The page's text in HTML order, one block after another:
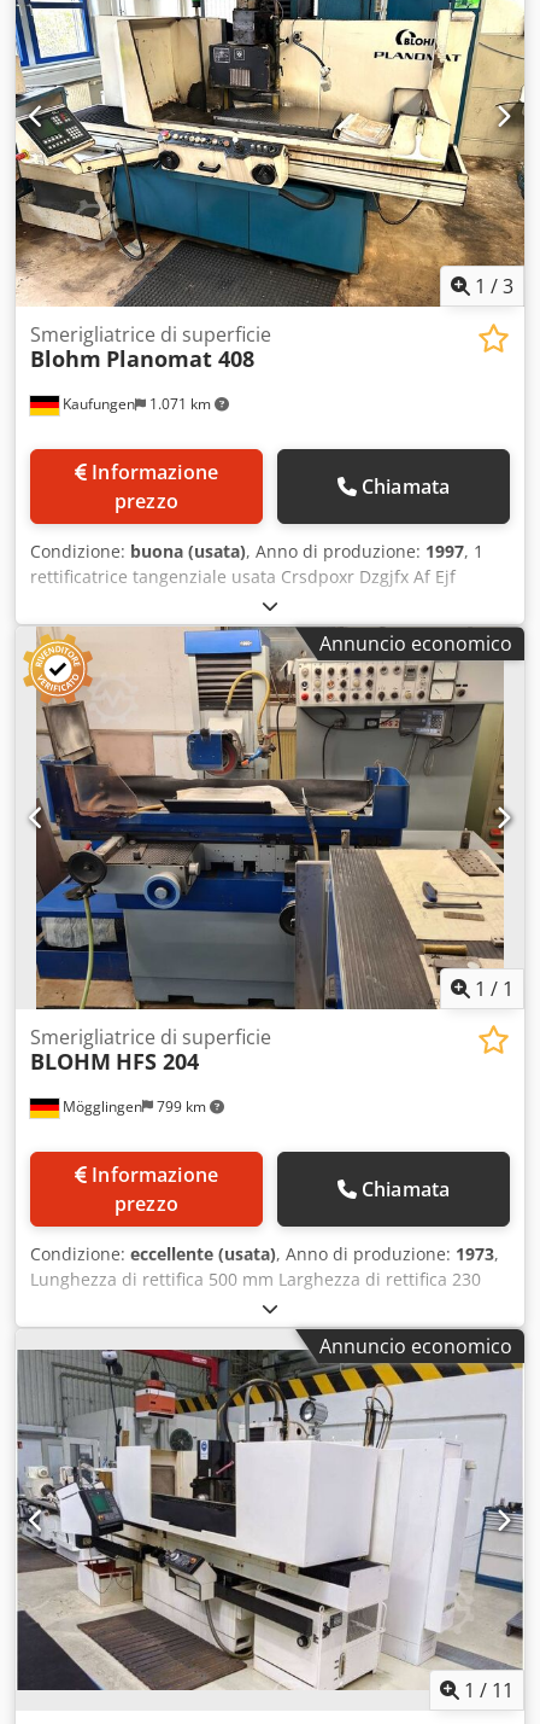
mm, requisito di spazio lunghezza:2.960 mm, larghezza
richiesta:
3.200 mm
, rettificatrice piana usata Cjdsy Ry
Dqjpfx Af Ejrf Condizioni molto ben tenute
1 /3
Kaufungen 1.071 km
Smerigliatrice di superficie
Blohm Planomat 408
prezzo
Chiamata
Condizione: buona (usata), Anno di produzione: 1997, 1
rettificatrice tangenziale usata Crsdpoxr Dzgjfx Af Ejf
Marca: Blohm Tipo: Planomat 408 Anno di costruzione:
1997 Dati tecnici: Lunghezza di rettifica: 800 mm Larghezza
di rettifica: 400 mm Piastra magnetica: 800 x 400 mm
Diametro della mola: 400 mm Larghezza della mola: 80 mm
Peso macchina: ca. 4,5 t Dimensioni: ca. L 3200 mm P 2300
mm H 2200 mm Dotata di impianto a filtro a nastro.
Annuncio economico
1 / 1
Mögglingen 799 km
Smerigliatrice di superficie
BLOHM HFS 204
prezzo
Chiamata
Condizione: eccellente (usata), Anno di produzione: 1973,
Lunghezza di rettifica 500 mm Larghezza di rettifica 230
mm Dimensioni del tavolo 760 x 200 mm Consegna
automatica Codpfjwn Tdxex Af Ejrf piastra magnetica
sistema di filtraggio
Annuncio economico
1 / 11